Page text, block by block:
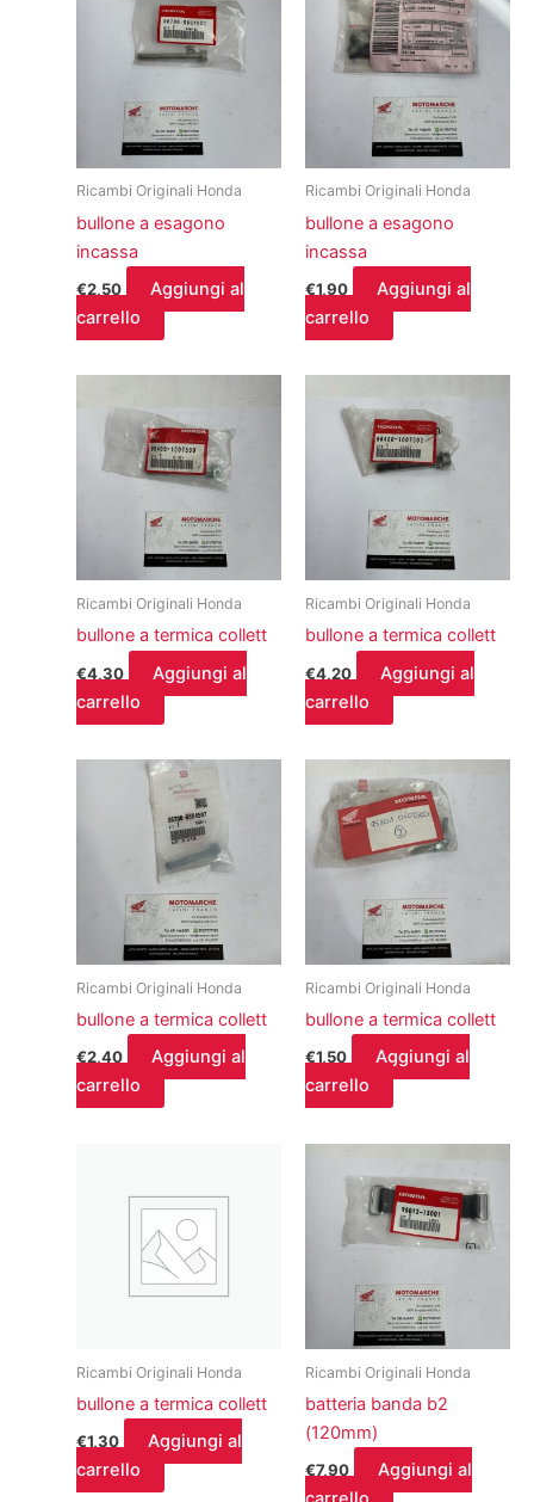
Ricambi Originali Honda
bullone a esagono
incassa
€2,50
Aggiungi al
carrello
Ricambi Originali Honda
bullone a esagono
incassa
€1,90
Aggiungi al
carrello
Ricambi Originali Honda
bullone a termica collett
€4,30
Aggiungi al
carrello
Ricambi Originali Honda
bullone a termica collett
€4,20
Aggiungi al
carrello
Ricambi Originali Honda
bullone a termica collett
€2,40
Aggiungi al
carrello
Ricambi Originali Honda
bullone a termica collett
€1,50
Aggiungi al
carrello
Ricambi Originali Honda
bullone a termica collett
€1,30
Aggiungi al
carrello
Ricambi Originali Honda
batteria banda b2
(120mm)
€7,90
Aggiungi al